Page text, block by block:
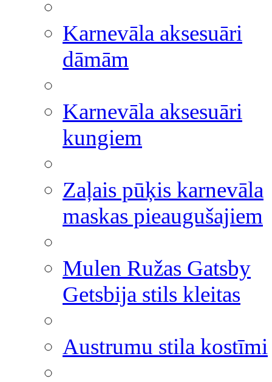
Karnevāla aksesuāri
dāmām
Karnevāla aksesuāri
kungiem
Zaļais pūķis karnevāla
maskas pieaugušajiem
Mulen Ružas Gatsby
Getsbija stils kleitas
Austrumu stila kostīmi